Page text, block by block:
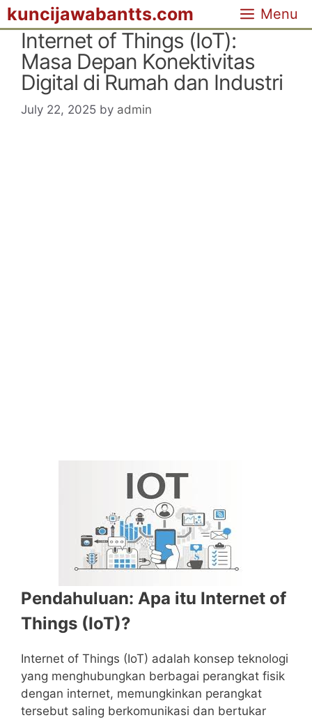
Skip
to
content
kuncijawabantts.com Menu
Internet of Things (IoT):
Masa Depan Konektivitas
Digital di Rumah dan Industri
July 22, 2025 by admin
Pendahuluan: Apa itu Internet of
Things (IoT)?
Internet of Things (IoT) adalah konsep teknologi
yang menghubungkan berbagai perangkat fisik
dengan internet, memungkinkan perangkat
tersebut saling berkomunikasi dan bertukar